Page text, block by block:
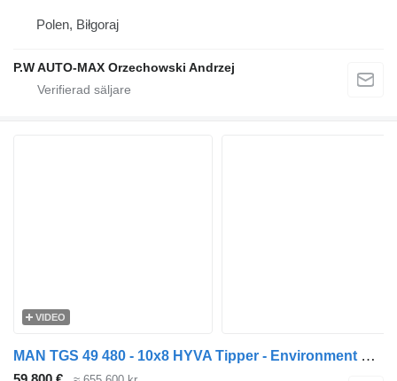
Polen, Biłgoraj
P.W AUTO-MAX Orzechowski Andrzej
VIDEO
MAN TGS 49 480 - 10x8 HYVA Tipper - Environment VALVES - TOP CONDITI